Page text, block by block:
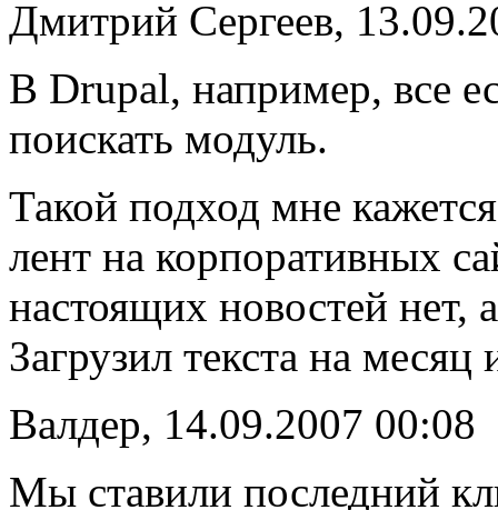
Дмитрий Сергеев,
В Drupal, например, все
поискать модуль.
Такой подход мне
лент на корпоративных
настоящих новостей нет,
Загрузил текста на месяц
Валдер, 14.09.2007 00:08
Мы ставили последний